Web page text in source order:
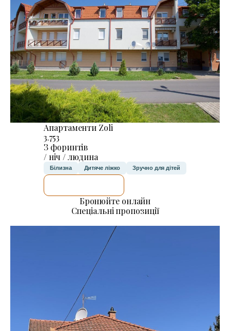
Апартаменти Zoli
3.753
З форинтів
/ ніч / людина
Білизна Дитяче ліжко Зручно для дітей
Бронюйте онлайн
Спеціальні пропозиції